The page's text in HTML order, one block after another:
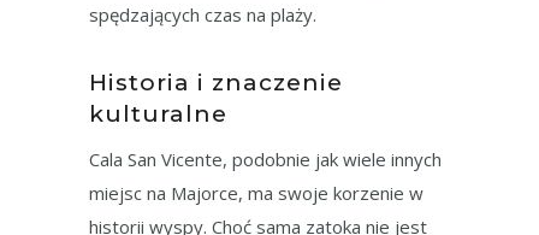
spędzających czas na plaży.
Historia i znaczenie
kulturalne
Cala San Vicente, podobnie jak wiele innych
miejsc na Majorce, ma swoje korzenie w
historii wyspy. Choć sama zatoka nie jest